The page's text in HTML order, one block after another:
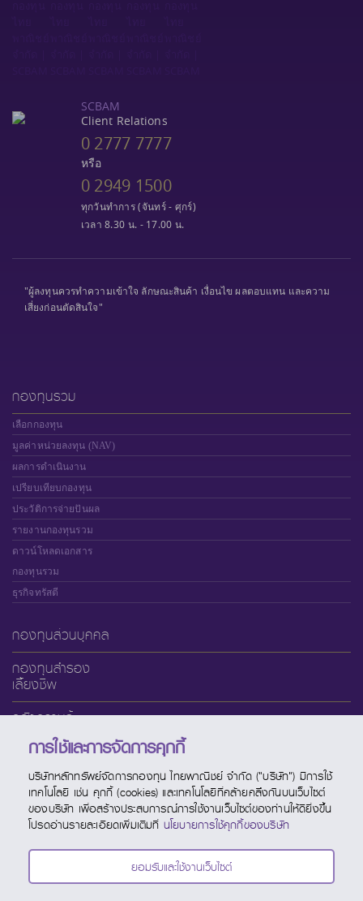
SCBAM
Client Relations
0 2777 7777
หรือ
0 2949 1500
ทุกวันทำการ (จันทร์ - ศุกร์)
เวลา 8.30 น. - 17.00 น.
"ผู้ลงทุนควรทำความเข้าใจ ลักษณะสินค้า เงื่อนไข ผลตอบแทน และความ
เสี่ยงก่อนตัดสินใจ"
กองทุนรวม
เลือกกองทุน
มูลค่าหน่วยลงทุน (NAV)
ผลการดำเนินงาน
เปรียบเทียบกองทุน
ประวัติการจ่ายปันผล
รายงานกองทุนรวม
ดาวน์โหลดเอกสาร
กองทุนรวม
ธุรกิจทรัสตี
กองทุนส่วนบุคคล
กองทุนสำรอง
เลี้ยงชีพ
คลังความรู้
เกี่ยวกับ SCBAM
บริการออนไลน์
ช่องทางบริการ
ปฏิทินกองทุน
ติดต่อ SCBAM
การใช้และการจัดการคุกกี้
บริษัทหลักทรัพย์จัดการกองทุน ไทยพาณิชย์ จำกัด ("บริษัท") มีการใช้
เทคโนโลยี เช่น คุกกี้ (cookies) และเทคโนโลยีที่คล้ายคลึงกันบนเว็บไซต์
ของบริษัท เพื่อสร้างประสบการณ์การใช้งานเว็บไซต์ของท่านให้ดียิ่งขึ้น
โปรดอ่านรายละเอียดเพิ่มเติมที่ นโยบายการใช้คุกกี้ของบริษัท
ยอมรับและใช้งานเว็บไซต์